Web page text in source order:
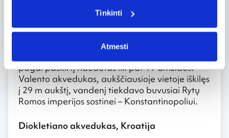
Tinkinti
Atmesti
Valento akvedukas, Turkija
Beveik kilometro ilgio Valento akvedukas
(Valens) – įspūdinga Stambulo įžymybė, esanti
pagal paskirtį naudotas iki pat 19 amžiaus.
Valento akvedukas, aukščiausioje vietoje iškilęs
į 29 m aukštį, vandenį tiekdavo buvusiai Rytų
Romos imperijos sostinei – Konstantinopoliui.
Diokletiano akvedukas, Kroatija